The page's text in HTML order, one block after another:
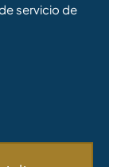
servicio de